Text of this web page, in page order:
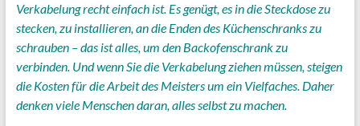
Verkabelung recht einfach ist. Es genügt, es in die Steckdose zu
stecken, zu installieren, an die Enden des Küchenschranks zu
schrauben – das ist alles, um den Backofenschrank zu
verbinden. Und wenn Sie die Verkabelung ziehen müssen, steigen
die Kosten für die Arbeit des Meisters um ein Vielfaches. Daher
denken viele Menschen daran, alles selbst zu machen.